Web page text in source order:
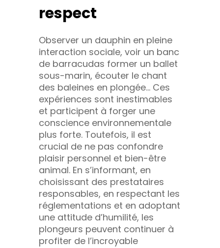
respect
Observer un dauphin en pleine
interaction sociale, voir un banc
de barracudas former un ballet
sous-marin, écouter le chant
des baleines en plongée… Ces
expériences sont inestimables
et participent à forger une
conscience environnementale
plus forte. Toutefois, il est
crucial de ne pas confondre
plaisir personnel et bien-être
animal. En s’informant, en
choisissant des prestataires
responsables, en respectant les
réglementations et en adoptant
une attitude d’humilité, les
plongeurs peuvent continuer à
profiter de l’incroyable